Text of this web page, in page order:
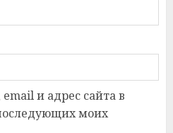
и адрес сайта в
моих